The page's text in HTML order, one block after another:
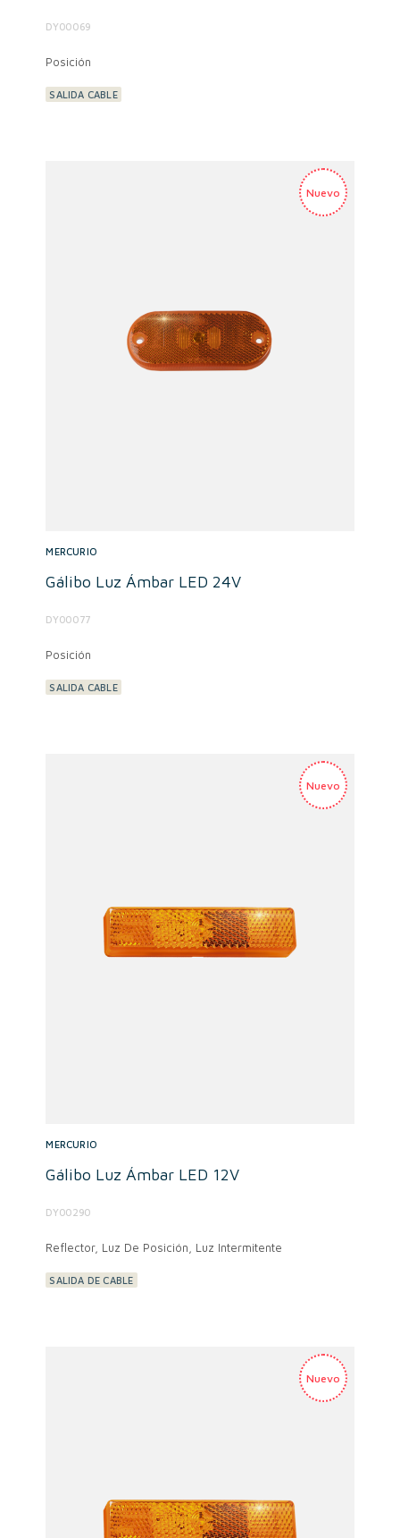
DY00069
Posición
SALIDA CABLE
MERCURIO
Gálibo Luz Ámbar LED 24V
DY00077
Posición
SALIDA CABLE
MERCURIO
Gálibo Luz Ámbar LED 12V
DY00290
Reflector, Luz De Posición, Luz Intermitente
SALIDA DE CABLE